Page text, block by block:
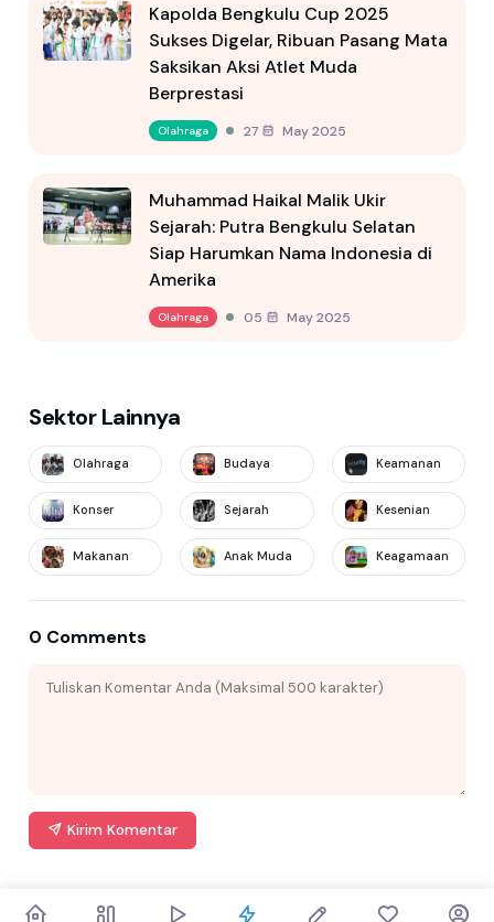
Kapolda Bengkulu Cup 2025
Sukses Digelar, Ribuan Pasang Mata
Saksikan Aksi Atlet Muda
Berprestasi
Olahraga 27 May 2025
Muhammad Haikal Malik Ukir
Sejarah: Putra Bengkulu Selatan
Siap Harumkan Nama Indonesia di
Amerika
Olahraga 05 May 2025
Sektor Lainnya
Olahraga Budaya Keamanan
Konser Sejarah Kesenian
Makanan Anak Muda Keagamaan
0 Comments
Kirim Komentar